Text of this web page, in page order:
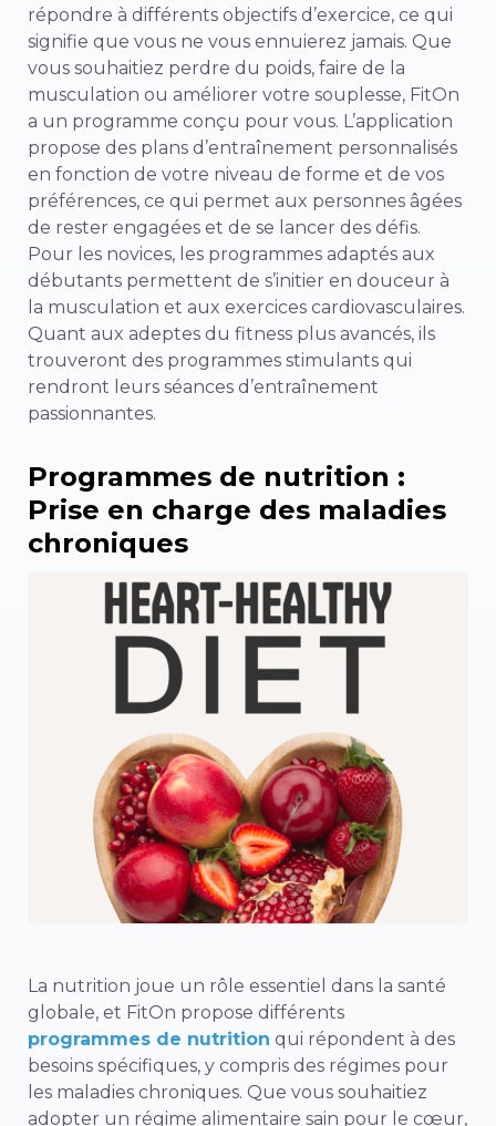
répondre à différents objectifs d’exercice, ce qui
signifie que vous ne vous ennuierez jamais. Que
vous souhaitiez perdre du poids, faire de la
musculation ou améliorer votre souplesse, FitOn
a un programme conçu pour vous. L’application
propose des plans d’entraînement personnalisés
en fonction de votre niveau de forme et de vos
préférences, ce qui permet aux personnes âgées
de rester engagées et de se lancer des défis.
Pour les novices, les programmes adaptés aux
débutants permettent de s’initier en douceur à
la musculation et aux exercices cardiovasculaires.
Quant aux adeptes du fitness plus avancés, ils
trouveront des programmes stimulants qui
rendront leurs séances d’entraînement
passionnantes.
Programmes de nutrition :
Prise en charge des maladies
chroniques
La nutrition joue un rôle essentiel dans la santé
globale, et FitOn propose différents
programmes de nutrition qui répondent à des
besoins spécifiques, y compris des régimes pour
les maladies chroniques. Que vous souhaitiez
adopter un régime alimentaire sain pour le cœur,